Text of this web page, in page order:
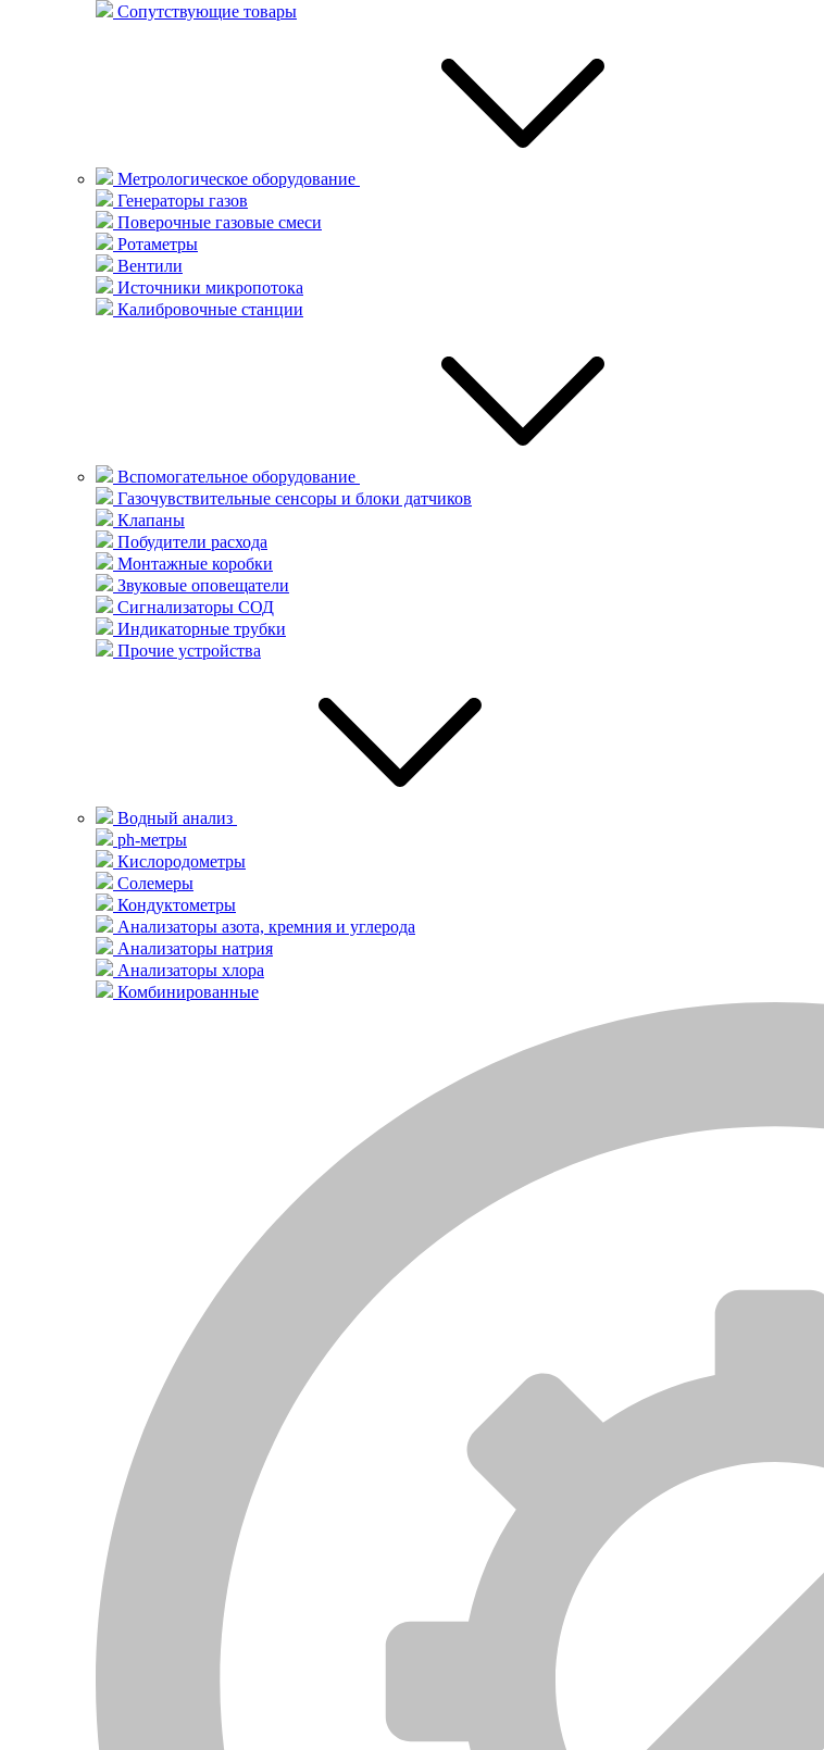
Сопутствующие товары
Метрологическое оборудование
Генераторы газов
Поверочные газовые смеси
Ротаметры
Вентили
Источники микропотока
Калибровочные станции
Вспомогательное оборудование
Газочувствительные сенсоры и блоки датчиков
Клапаны
Побудители расхода
Монтажные коробки
Звуковые оповещатели
Сигнализаторы СОД
Индикаторные трубки
Прочие устройства
Водный анализ
ph-метры
Кислородометры
Солемеры
Кондуктометры
Анализаторы азота, кремния и углерода
Анализаторы натрия
Анализаторы хлора
Комбинированные